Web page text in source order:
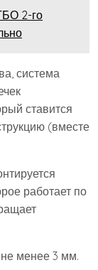
2-го
система
ставится
(вместе
работает по
менее 3 мм.